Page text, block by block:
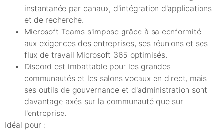
instantanée par canaux, d'intégration d'applications
et de recherche.
Microsoft Teams s'impose grâce à sa conformité
aux exigences des entreprises, ses réunions et ses
flux de travail Microsoft 365 optimisés.
Discord est imbattable pour les grandes
communautés et les salons vocaux en direct, mais
ses outils de gouvernance et d'administration sont
davantage axés sur la communauté que sur
l'entreprise.
Idéal pour :